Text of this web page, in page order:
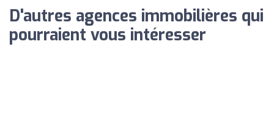
D'autres agences immobilières qui
pourraient vous intéresser